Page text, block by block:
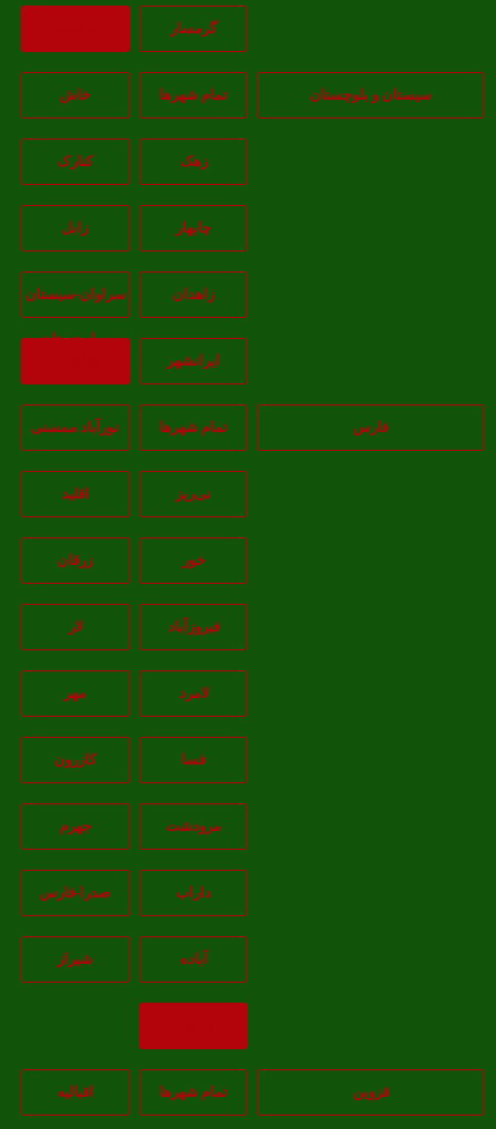
گرمسار
سیستان و بلوچستان تمام شهر‌ها خاش
زهک کنارک
چابهار زابل
زاهدان سراوان-سيستان
و بلوچستان
ايرانشهر
فارس تمام شهر‌ها نورآباد ممسنی
نی‌ریز اقلید
خور زرقان
فیروزآباد
لامرد
فسا کازرون
مرودشت جهرم
داراب صدرا-فارس
شيراز
قزوین تمام شهر‌ها اقبالیه